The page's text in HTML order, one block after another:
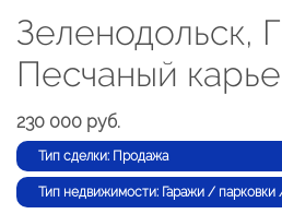
Зеленодольск,
Песчаный
230 000 руб.
Тип сделки: Продажа
Тип недвижимости: Гаражи /